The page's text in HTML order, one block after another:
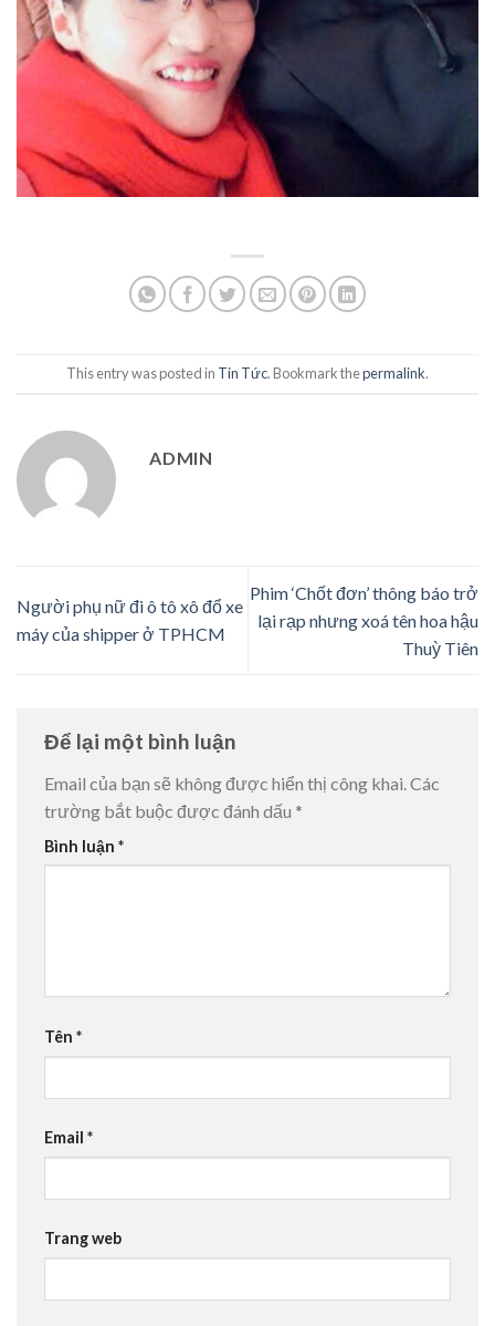
This entry was posted in Tin Tức. Bookmark thepermalink.
ADMIN
Người phụ nữ đi ô tô xô đổ xe
máy của shipper ở TPHCM
Phim ‘Chốt đơn’ thông báo trở
lại rạp nhưng xoá tên hoa hậu
Thuỳ Tiên
Để lại một bình luận
Email của bạn sẽ không được hiển thị công khai. Các
trường bắt buộc được đánh dấu *
Bình luận *
Tên *
Email *
Trang web